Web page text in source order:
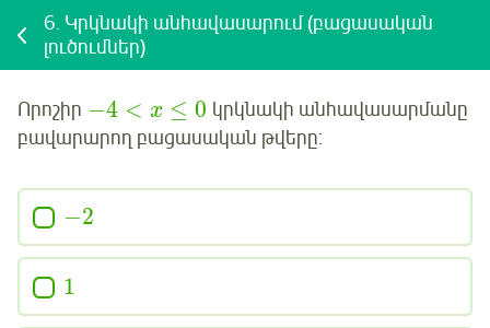
6. Կրկնակի անհավասարում (բացասական
լուծումներ)
Որոշիր −4 < x ≤ 0 կրկնակի անհավասարմանը
բավարարող բացասական թվերը:
−2
1